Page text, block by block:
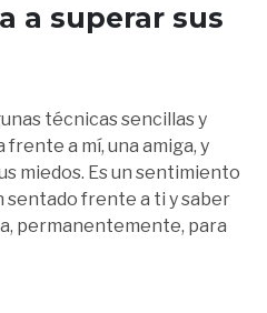
a superar sus
técnicas sencillas y
a mí, una amiga, y
miedos. Es un sentimiento
frente a ti y saber
permanentemente, para